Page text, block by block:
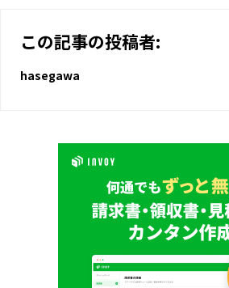
この記事の投稿者:
hasegawa